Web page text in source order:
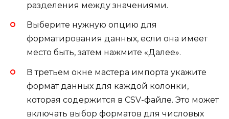
разделения между значениями.
Выберите нужную опцию для
форматирования данных, если она имеет
место быть, затем нажмите «Далее».
В третьем окне мастера импорта укажите
формат данных для каждой колонки,
которая содержится в CSV-файле. Это может
включать выбор форматов для числовых